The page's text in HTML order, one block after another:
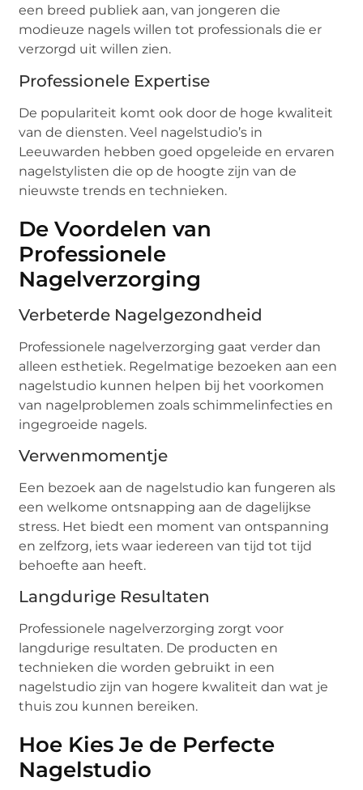
een breed publiek aan, van jongeren die
modieuze nagels willen tot professionals die er
verzorgd uit willen zien.
Professionele Expertise
De populariteit komt ook door de hoge kwaliteit
van de diensten. Veel nagelstudio’s in
Leeuwarden hebben goed opgeleide en ervaren
nagelstylisten die op de hoogte zijn van de
nieuwste trends en technieken.
De Voordelen van
Professionele
Nagelverzorging
Verbeterde Nagelgezondheid
Professionele nagelverzorging gaat verder dan
alleen esthetiek. Regelmatige bezoeken aan een
nagelstudio kunnen helpen bij het voorkomen
van nagelproblemen zoals schimmelinfecties en
ingegroeide nagels.
Verwenmomentje
Een bezoek aan de nagelstudio kan fungeren als
een welkome ontsnapping aan de dagelijkse
stress. Het biedt een moment van ontspanning
en zelfzorg, iets waar iedereen van tijd tot tijd
behoefte aan heeft.
Langdurige Resultaten
Professionele nagelverzorging zorgt voor
langdurige resultaten. De producten en
technieken die worden gebruikt in een
nagelstudio zijn van hogere kwaliteit dan wat je
thuis zou kunnen bereiken.
Hoe Kies Je de Perfecte
Nagelstudio